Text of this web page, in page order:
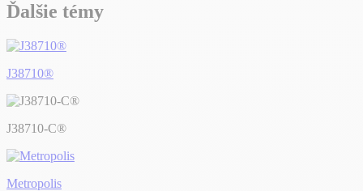
Ďalšie témy
J38710®
J38710-C®
Metropolis